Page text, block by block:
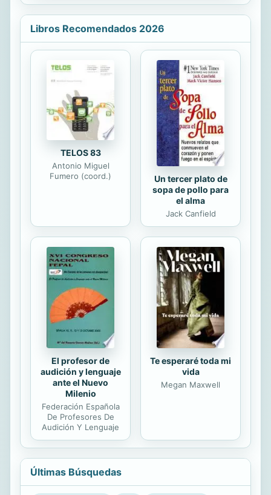
extraordinaria con la serie bestseller
"Conversaciones con Dios", una
trilogía que contiene verdades
interesados en la búsqueda
espiritual. Conversaciones con Dios
III, el último volumen de la trilogía,
conmoverá a muchos lectores. En
este último libro Neale Donald
Walsch sintetizan las enseñanzas
anteriores y expone la conclusión
lógica y asombrosa de una...
Libros Recomendados 2026
TELOS 83
Antonio Miguel
Fumero (coord.)
Un tercer plato de
sopa de pollo para
el alma
Jack Canfield
El profesor de
audición y lenguaje
ante el Nuevo
Milenio
Federación Española
De Profesores De
Audición Y Lenguaje
Te esperaré toda mi
vida
Megan Maxwell
Últimas Búsquedas